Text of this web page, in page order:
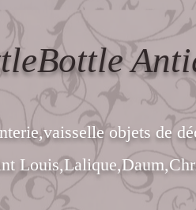
objets de